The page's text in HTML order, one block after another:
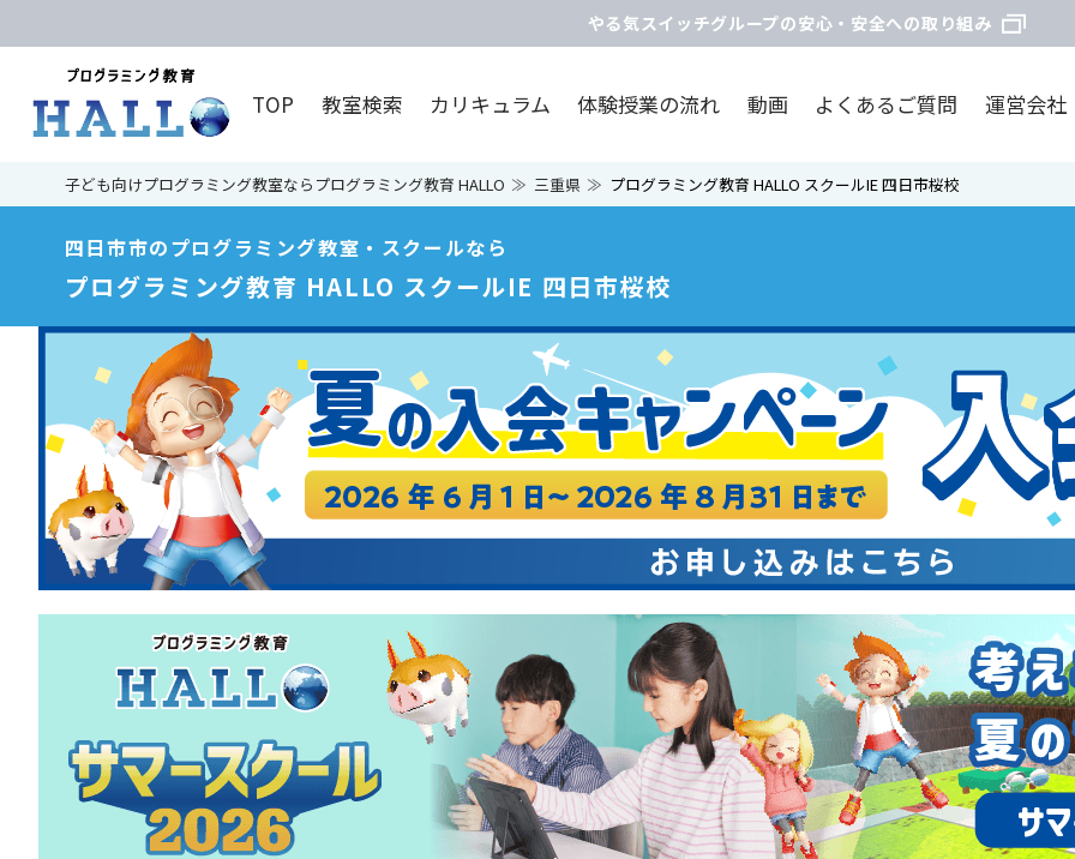
やる気スイッチグループの安心・安全への取り組み
TOP 教室検索 カリキュラム 体験授業の流れ 動画 よくあるご質問 運営会社
子ども向けプログラミング教室ならプログラミング教育 HALLO 三重県 プログラミング教育 HALLO スクールIE 四日市桜校
四日市市のプログラミング教室・スクールなら
プログラミング教育 HALLO スクールIE 四日市桜校